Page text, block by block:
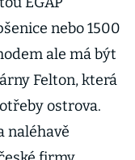
nebo 1500
ale má být
Felton, která
ostrova.
naléhavě